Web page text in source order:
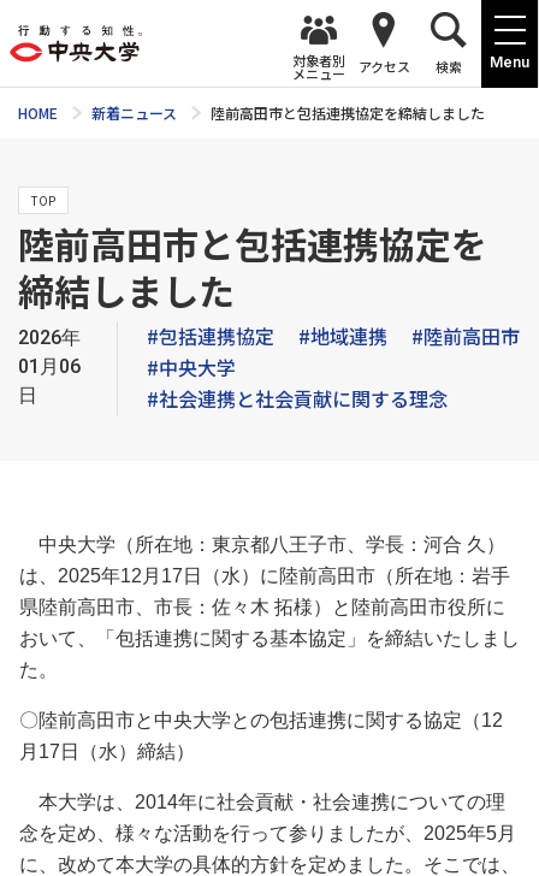
Menu
対象者別
メニュー アクセス 検索
HOME 新着ニュース 陸前高田市と包括連携協定を締結しました
TOP
陸前高田市と包括連携協定を
締結しました
2026年
01月06
日
#包括連携協定 #地域連携
#陸前高田市
#中央大学
#社会連携と社会貢献に関する理念
中央大学（所在地：東京都八王子市、学長：河合 久）
は、2025年12月17日（水）に陸前高田市（所在地：岩手
県陸前高田市、市長：佐々木 拓様）と陸前高田市役所に
おいて、「包括連携に関する基本協定」を締結いたしまし
た。
〇陸前高田市と中央大学との包括連携に関する協定（12
月17日（水）締結）
本大学は、2014年に社会貢献・社会連携についての理
念を定め、様々な活動を行って参りましたが、2025年5月
に、改めて本大学の具体的方針を定めました。そこでは、